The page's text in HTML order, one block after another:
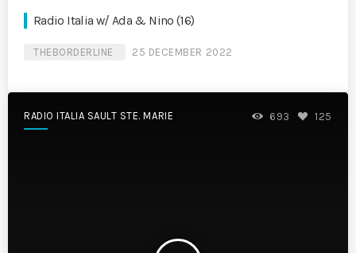
Radio Italia w/ Ada & Nino (16)
THEBORDERLINE 25 DECEMBER 2022
RADIO ITALIA SAULT STE. MARIE 693 125